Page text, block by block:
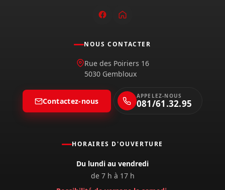
HORAIRES D'OUVERTURE
Du lundi au vendredi
de 7 h à 17 h
NOUS CONTACTER
Rue des Poiriers 16
5030 Gembloux
Contactez-nous
APPELEZ-NOUS
081/61.32.95